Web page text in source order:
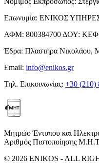
Επωνυμία: ΕΝΙΚΟΣ
ΑΦΜ: 800384700 ΔΟΥ:
Έδρα: Πλαστήρα Νικολάου,
Email: info@enikos.gr
Τηλ. Επικοινωνίας: +30 (210)
Μητρώο Έντυπου και
Αριθμός Πιστοποίησης
© 2026 ENIKOS - ALL